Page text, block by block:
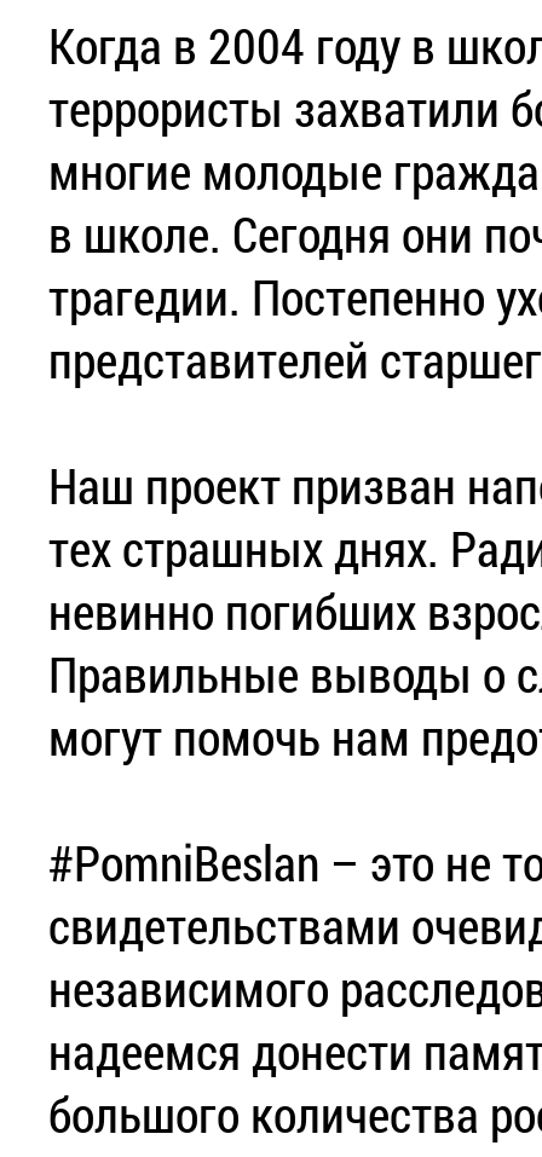
Когда в 2004 году в
террористы захватили
многие молодые
в школе. Сегодня они
трагедии. Постепенно
представителей
Наш проект призван
тех страшных днях.
невинно погибших
Правильные выводы о
могут помочь нам
#PomniBeslan – это не
свидетельствами
независимого
надеемся донести
большого количества